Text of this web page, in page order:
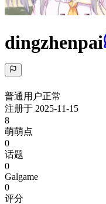
dingzhenpai
普通用户正常
注册于 2025-11-15
8
萌萌点
0
话题
0
Galgame
0
评分